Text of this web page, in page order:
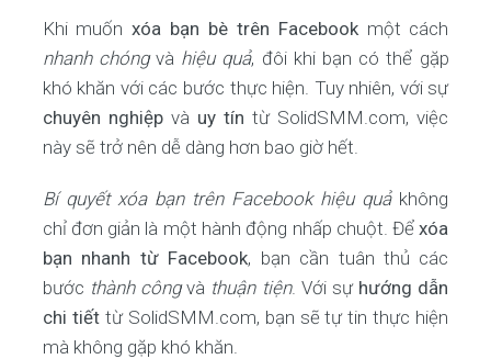
Khi muốnxóa bạn bè trên Facebookmột cách
nhanh chóngvà hiệu quả, đôi khi bạn có thể gặp
khó khăn với các bước thực hiện. Tuy nhiên, với sự
chuyên nghiệpvà uy tín từ SolidSMM.com, việc
này sẽ trở nên dễ dàng hơn bao giờ hết.
Bí quyết xóa bạn trên Facebook hiệu quảkhông
chỉ đơn giản là một hành động nhấp chuột. Đểxóa
bạn nhanh từ Facebook, bạn cần tuân thủ các
bước thành côngvà thuận tiện. Với sự hướng dẫn
chi tiếttừ SolidSMM.com, bạn sẽ tự tin thực hiện
mà không gặp khó khăn.